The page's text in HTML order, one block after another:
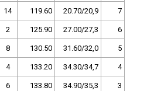
14 119.60 20.70/20,9 7
2 125.90 27.00/27,3 6
8 130.50 31.60/32,0 5
4 133.20 34.30/34,7 4
6 133.80 34.90/35,3 3